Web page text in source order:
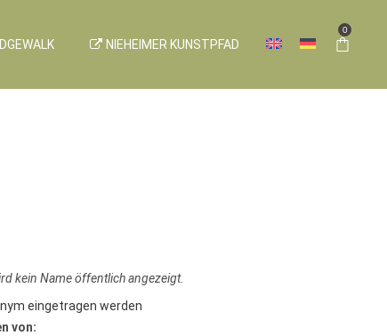
NIEHEIMER KUNSTPFAD
0
kein Name öffentlich angezeigt.
eingetragen werden
von: